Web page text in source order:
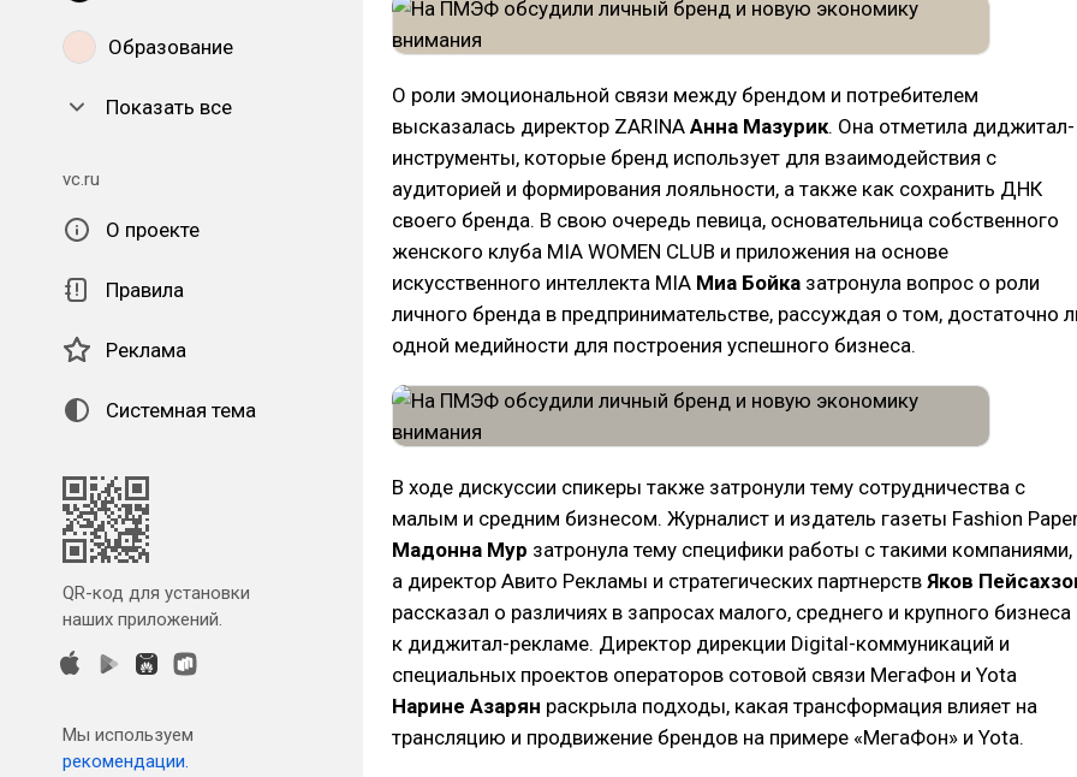
Образование
Показать все
vc.ru
О проекте
Правила
Реклама
Системная тема
QR-код для установки
наших приложений.
Мы используем
рекомендации.
О роли эмоциональной связи между брендом и потребителем
высказалась директор ZARINA Анна Мазурик. Она отметила диджитал-
инструменты, которые бренд использует для взаимодействия с
аудиторией и формирования лояльности, а также как сохранить ДНК
своего бренда. В свою очередь певица, основательница собственного
женского клуба MIA WOMEN CLUB и приложения на основе
искусственного интеллекта MIA Миа Бойка затронула вопрос о роли
личного бренда в предпринимательстве, рассуждая о том, достаточно
одной медийности для построения успешного бизнеса.
В ходе дискуссии спикеры также затронули тему сотрудничества с
малым и средним бизнесом. Журналист и издатель газеты Fashion
Мадонна Мур затронула тему специфики работы с такими компаниями,
а директор Авито Рекламы и стратегических партнерств Яков
рассказал о различиях в запросах малого, среднего и крупного бизнеса
к диджитал-рекламе. Директор дирекции Digital-коммуникаций и
специальных проектов операторов сотовой связи МегаФон и Yota
Нарине Азарян раскрыла подходы, какая трансформация влияет на
трансляцию и продвижение брендов на примере «МегаФон» и Yota.